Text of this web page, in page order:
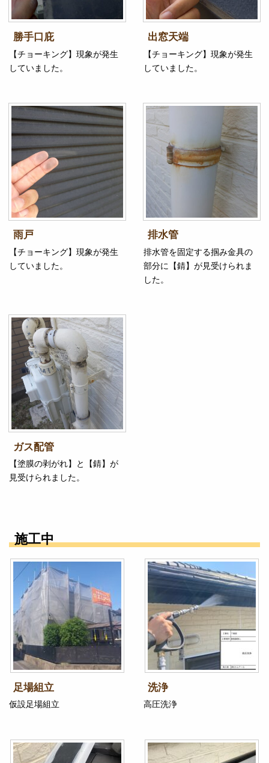
勝手口庇
【チョーキング】現象が発生
していました。
出窓天端
【チョーキング】現象が発生
していました。
雨戸
【チョーキング】現象が発生
していました。
排水管
排水管を固定する掴み金具の
部分に【錆】が見受けられま
した。
ガス配管
【塗膜の剥がれ】と【錆】が
見受けられました。
施工中
足場組立
仮設足場組立
洗浄
高圧洗浄